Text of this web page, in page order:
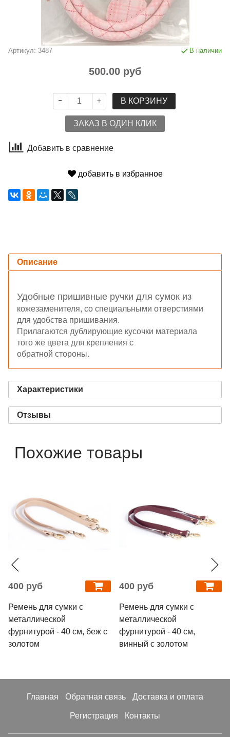
Артикул: 3487 В наличии
500.00 руб
В КОРЗИНУ
ЗАКАЗ В ОДИН КЛИК
Добавить в сравнение
добавить в избранное
Описание
Удобные пришивные ручки для сумок из
кожезаменителя, со специальными отверстиями
для удобства пришивания.
Прилагаются дублирующие кусочки материала
того же цвета для крепления с
обратной стороны.
Характеристики
Отзывы
Похожие товары
400 руб
Ремень для сумки с
металлической
фурнитурой - 40 см, беж с
золотом
400 руб
Ремень для сумки с
металлической
фурнитурой - 40 см,
винный с золотом
Главная Обратная связь Доставка и оплата
Регистрация Контакты